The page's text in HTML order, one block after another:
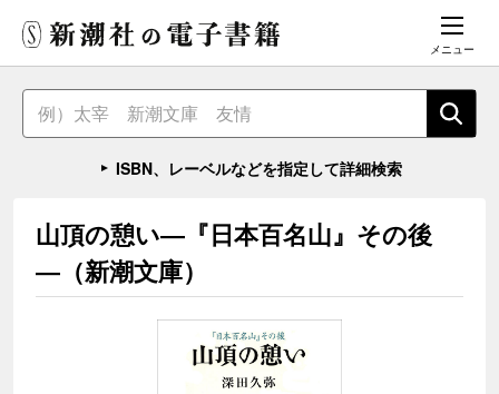
メニュー
ISBN、レーベルなどを指定して詳細検索
山頂の憩い―『日本百名山』その後
―（新潮文庫）